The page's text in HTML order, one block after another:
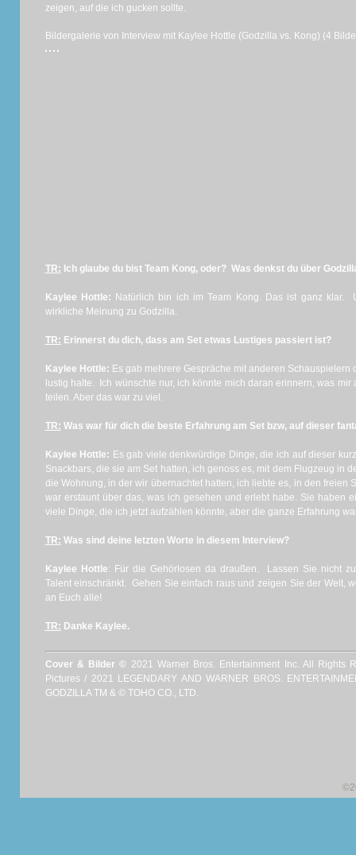
zeigen, auf die ich gucken sollte.
Bildergalerie von Interview mit Kaylee Hottle (Godzilla vs. Kong) (4
TR: Ich glaube du bist Team Kong, oder? Was denkst du über
Kaylee Hottle: Natürlich bin ich im Team Kong. Das ist ganz klar.
wirkliche Meinung zu Godzilla.
TR: Erinnerst du dich, dass am Set etwas Lustiges passiert ist?
Kaylee Hottle: Es gab mehrere Gespräche mit anderen
lustig halte. Ich wünschte nur, ich könnte mich daran erinnern, was
teilen. Aber das war zu viel.
TR: Was war für dich die beste Erfahrung am Set bzw, auf dieser
Kaylee Hottle: Es gab viele denkwürdige Dinge, die ich auf dieser
Snackbars, die sie am Set hatten, ich genoss es, mit dem Flugzeug in
die Wohnung, in der wir übernachtet hatten, ich liebte es, in den freien
war erstaunt über das, was ich gesehen und erlebt habe. Sie haben
viele Dinge, die ich jetzt aufzählen könnte, aber die ganze Erfahrung
TR: Was sind deine letzten Worte in diesem Interview?
Kaylee Hottle: Für die Gehörlosen da draußen. Lassen Sie nicht
Talent einschränkt. Gehen Sie einfach raus und zeigen Sie der Welt,
an Euch alle!
TR: Danke Kaylee.
Cover & Bilder © 2021 Warner Bros. Entertainment Inc. All Rights
Pictures / 2021 LEGENDARY AND WARNER BROS.
GODZILLA TM & © TOHO CO., LTD.